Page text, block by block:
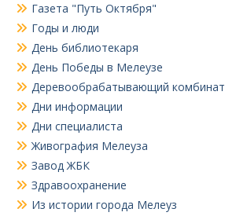
Газета "Путь Октября"
Годы и люди
День библиотекаря
День Победы в Мелеузе
Деревообрабатывающий комбинат
Дни информации
Дни специалиста
Живография Мелеуза
Завод ЖБК
Здравоохранение
Из истории города Мелеуз